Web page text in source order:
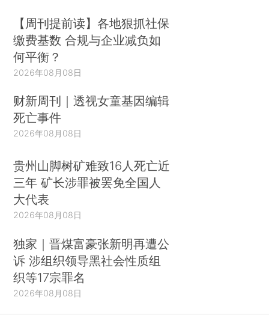
【周刊提前读】各地狠抓社保
缴费基数 合规与企业减负如
何平衡？
2026年08月08日
财新周刊｜透视女童基因编辑
死亡事件
2026年08月08日
贵州山脚树矿难致16人死亡近
三年 矿长涉罪被罢免全国人
大代表
2026年08月08日
独家｜晋煤富豪张新明再遭公
诉 涉组织领导黑社会性质组
织等17宗罪名
2026年08月08日